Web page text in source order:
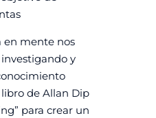
en mente nos
y
de Allan Dip
para crear un